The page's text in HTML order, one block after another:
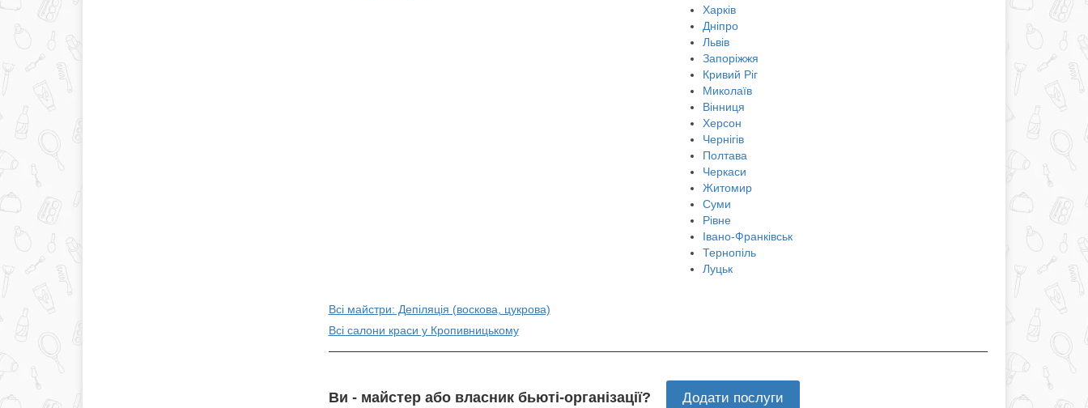
Харків
Дніпро
Львів
Запоріжжя
Кривий Ріг
Миколаїв
Вінниця
Херсон
Чернігів
Полтава
Черкаси
Житомир
Суми
Рівне
Івано-Франківськ
Тернопіль
Луцьк
Всі майстри: Депіляція (воскова, цукрова)
Всі салони краси у Кропивницькому
Ви - майстер або власник бьюті-організації? Додати послуги